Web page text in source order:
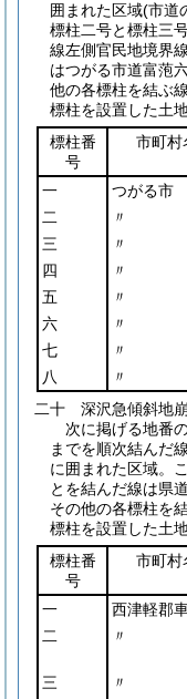
囲まれた区域(市道
標柱二号と標柱三
線左側官民地境界
はつがる市道富萢
他の各標柱を結ぶ
標柱を設置した土
標柱番
号
市町村
一 つがる市
二
〃
三
〃
四
〃
五
〃
六
〃
七
〃
八
〃
二十 深沢急傾斜地
次に掲げる地番
までを順次結んだ
に囲まれた区域。
とを結んだ線は県
その他の各標柱を
標柱を設置した土
標柱番
号
市町村
一 西津軽郡
二
〃
三
〃